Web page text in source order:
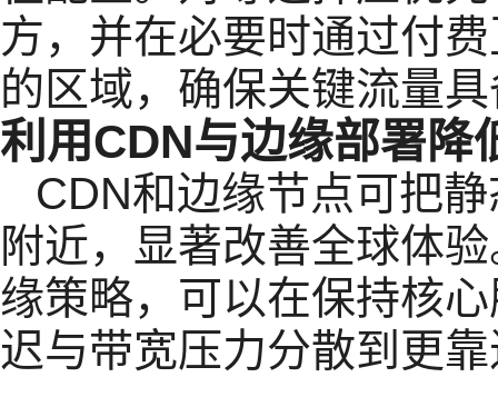
方，并在必要时通过付
的区域，确保关键流量
利用CDN与边缘部署降
CDN和边缘节点可把
附近，显著改善全球体
缘策略，可以在保持核
迟与带宽压力分散到更